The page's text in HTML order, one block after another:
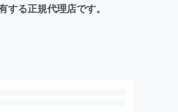
る正規代理店です。